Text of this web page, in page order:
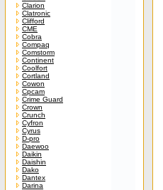
Clarion
Clatronic
Clifford
CME
Cobra
Compaq
Comstorm
Continent
Coolfort
Cortland
Cowon
Cpcam
Crime Guard
Crown
Crunch
Cyfron
Cyrus
D-pro
Daewoo
Daikin
Daishin
Dako
Dantex
Darina